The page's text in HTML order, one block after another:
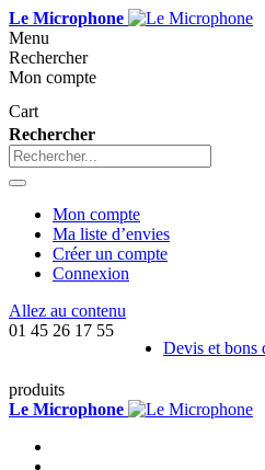
Le Microphone
Menu
Rechercher
Mon compte
Cart
Rechercher
Mon compte
Ma liste d’envies
Créer un compte
Connexion
Allez au contenu
01 45 26 17 55
Devis et bons
produits
Le Microphone